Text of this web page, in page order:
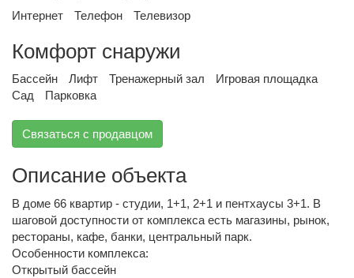
Интернет Телефон Телевизор
Комфорт снаружи
Бассейн Лифт Тренажерный зал
Игровая площадка
Сад
Парковка
Связаться с продавцом
Описание объекта
В доме 66 квартир - студии, 1+1, 2+1 и пентхаусы 3+1. В
шаговой доступности от комплекса есть магазины, рынок,
рестораны, кафе, банки, центральный парк.
Особенности комплекса:
Открытый бассейн